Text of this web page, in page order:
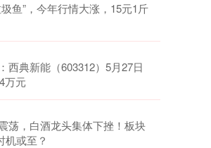
鱼”，今年行情大涨，15元1斤
西典新能（603312）5月27日
万元
荡，白酒龙头集体下挫！板块
机或至？